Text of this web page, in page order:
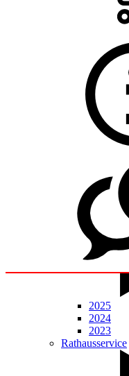
Ortsplan
Statistik
Mitteilungsblatt
2025
2024
2023
Rathausservice